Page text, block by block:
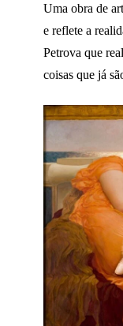
Uma obra de
e reflete a
Petrova que
coisas que já